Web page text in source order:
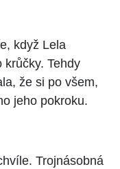
když Lela
krůčky. Tehdy
že si po všem,
jeho pokroku.
Trojnásobná